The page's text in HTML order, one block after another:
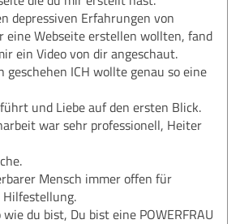
depressiven Erfahrungen von
eine Webseite erstellen wollten, fand
ein Video von dir angeschaut.
geschehen ICH wollte genau so eine
und Liebe auf den ersten Blick.
war sehr professionell, Heiter
Mensch immer offen für
Hilfestellung.
wie du bist, Du bist eine POWERFRAU